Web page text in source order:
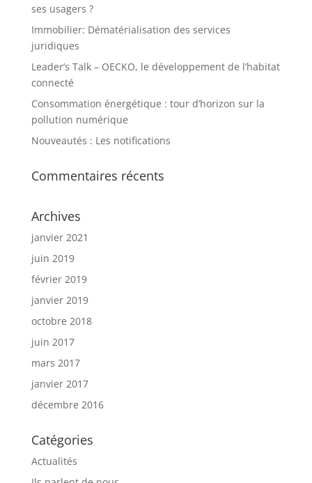
ses usagers ?
Immobilier: Dématérialisation des services
juridiques
Leader’s Talk – OECKO, le développement de l’habitat
connecté
Consommation énergétique : tour d’horizon sur la
pollution numérique
Nouveautés : Les notifications
Commentaires récents
Archives
janvier 2021
juin 2019
février 2019
janvier 2019
octobre 2018
juin 2017
mars 2017
janvier 2017
décembre 2016
Catégories
Actualités